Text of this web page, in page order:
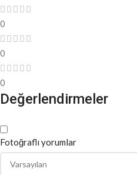
0
0
0
Değerlendirmeler
Fotoğraflı yorumlar